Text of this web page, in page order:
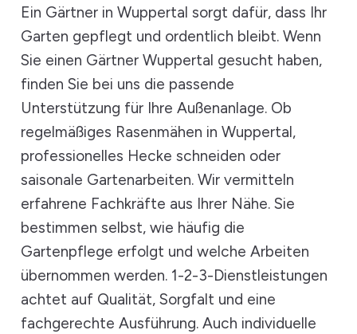
Ein Gärtner in Wuppertal sorgt dafür, dass Ihr
Garten gepflegt und ordentlich bleibt. Wenn
Sie einen Gärtner Wuppertal gesucht haben,
finden Sie bei uns die passende
Unterstützung für Ihre Außenanlage. Ob
regelmäßiges Rasenmähen in Wuppertal,
professionelles Hecke schneiden oder
saisonale Gartenarbeiten. Wir vermitteln
erfahrene Fachkräfte aus Ihrer Nähe. Sie
bestimmen selbst, wie häufig die
Gartenpflege erfolgt und welche Arbeiten
übernommen werden. 1-2-3-Dienstleistungen
achtet auf Qualität, Sorgfalt und eine
fachgerechte Ausführung. Auch individuelle